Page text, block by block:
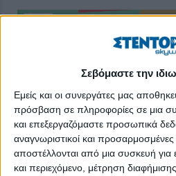
Σεβόμαστε την
Εμείς και οι συνεργάτες μας
πρόσβαση σε πληροφορίες σε μια
και επεξεργαζόμαστε προσωπικά
αναγνωριστικοί και
αποστέλλονται από μια συσκευή για
και περιεχόμενο, μέτρηση
Πέμπτη, 06/08/
αγροτισσα